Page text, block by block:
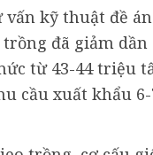
vấn kỹ thuật đề
đã giảm
từ 43-44 triệu
cầu xuất khẩu